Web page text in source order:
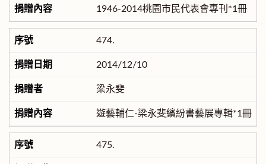
1946-2014桃園市民代表會專刊*1冊
474.
2014/12/10
梁永斐
遊藝輔仁-梁永斐繽紛書藝展專輯*1冊
475.